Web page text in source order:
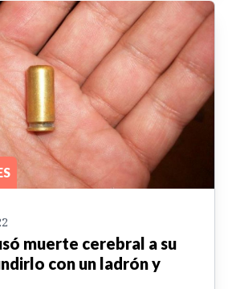
muerte cerebral a su
con un ladrón y